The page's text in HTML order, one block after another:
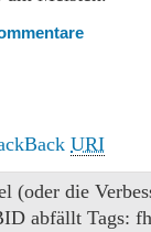
URI
die
abfällt Tags: